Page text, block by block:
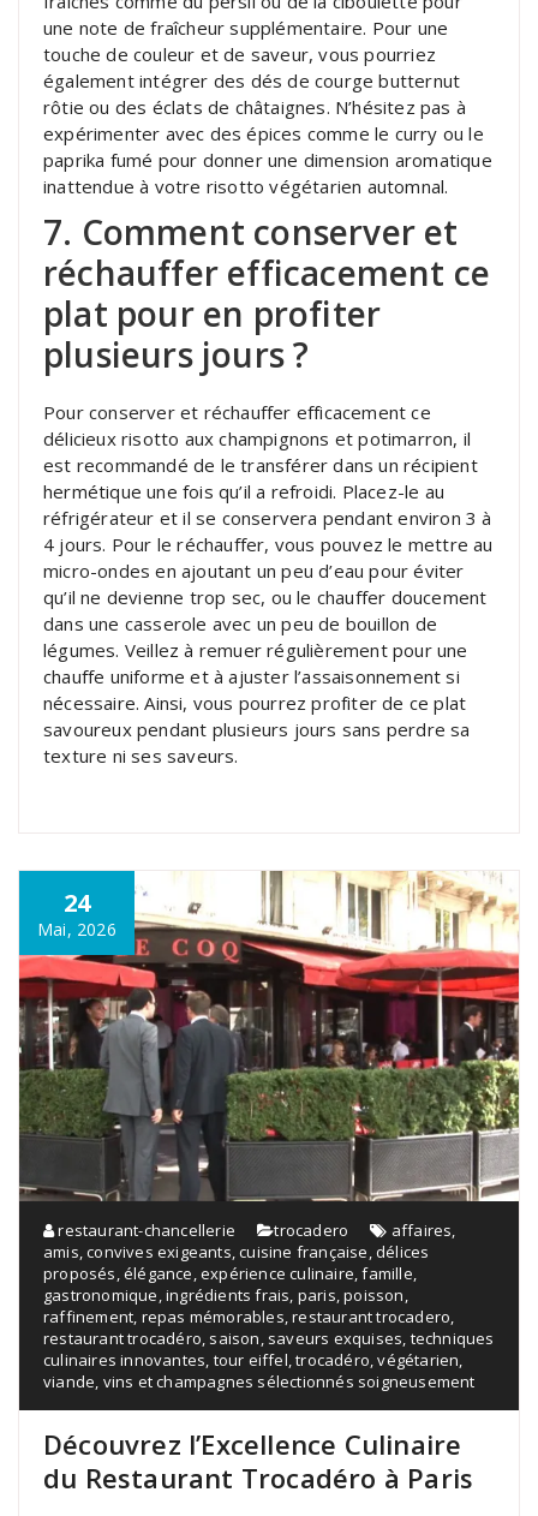
une note de fraîcheur supplémentaire. Pour une
touche de couleur et de saveur, vous pourriez
également intégrer des dés de courge butternut
rôtie ou des éclats de châtaignes. N’hésitez pas à
expérimenter avec des épices comme le curry ou le
paprika fumé pour donner une dimension aromatique
inattendue à votre risotto végétarien automnal.
7. Comment conserver et
réchauffer efficacement ce
plat pour en profiter
plusieurs jours ?
Pour conserver et réchauffer efficacement ce
délicieux risotto aux champignons et potimarron, il
est recommandé de le transférer dans un récipient
hermétique une fois qu’il a refroidi. Placez-le au
réfrigérateur et il se conservera pendant environ 3 à
4 jours. Pour le réchauffer, vous pouvez le mettre au
micro-ondes en ajoutant un peu d’eau pour éviter
qu’il ne devienne trop sec, ou le chauffer doucement
dans une casserole avec un peu de bouillon de
légumes. Veillez à remuer régulièrement pour une
chauffe uniforme et à ajuster l’assaisonnement si
nécessaire. Ainsi, vous pourrez profiter de ce plat
savoureux pendant plusieurs jours sans perdre sa
texture ni ses saveurs.
24
Mai, 2026
restaurant-chancellerie trocadero affaires
amis ,convives exigeants ,cuisine française ,délices
proposés ,élégance ,expérience culinaire ,famille
gastronomique ,ingrédients frais paris ,poisson
raffinement repas mémorables ,restaurant trocadero
restaurant trocadéro saison saveurs exquises techniques
culinaires innovantes tour eiffel ,trocadéro ,végétarien
viande vins et champagnes sélectionnés soigneusement
Découvrez l’Excellence Culinaire
du Restaurant Trocadéro à Paris